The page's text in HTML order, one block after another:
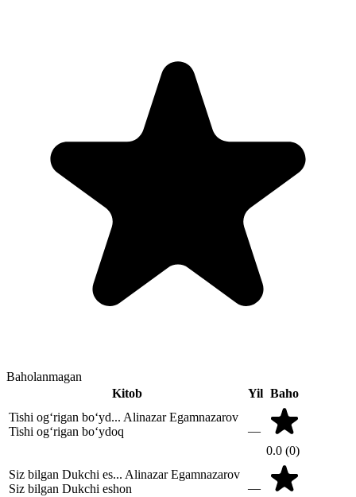
Baholanmagan
Kitob
Yil Baho
Tishi og‘rigan bo‘yd... Alinazar Egamnazarov
Tishi og‘rigan bo‘ydoq
—
0.0 (0)
Siz bilgan Dukchi es... Alinazar Egamnazarov
Siz bilgan Dukchi eshon
—